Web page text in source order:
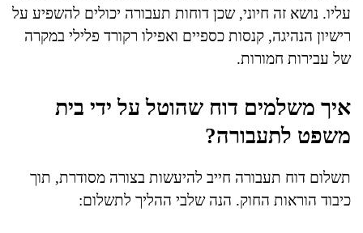
עליו. נושא זה חיוני, שכן דוחות תעבורה יכולים להשפיע על
רישיון הנהיגה, קנסות כספיים ואפילו רקורד פלילי במקרה
של עבירות חמורות.
איך משלמים דוח שהוטל על ידי בית
משפט לתעבורה?
תשלום דוח תעבורה חייב להיעשות בצורה מסודרת, תוך
כיבוד הוראות החוק. הנה שלבי ההליך לתשלום: